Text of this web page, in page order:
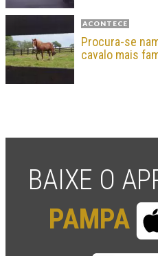
ACONTECE
Procura-se
cavalo mais
BAIXE O
PAMPA